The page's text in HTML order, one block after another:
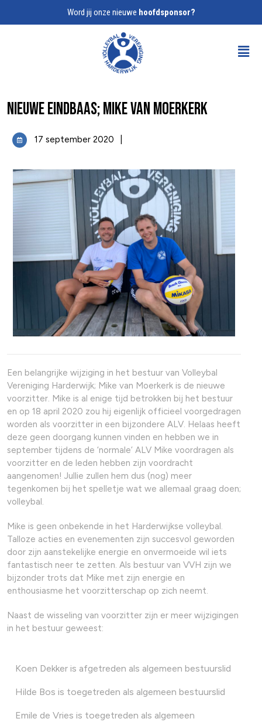
Word jij onze nieuwe hoofdsponsor?
Nieuwe eindbaas; Mike van Moerkerk
17 september 2020
Een belangrijke wijziging in het bestuur van Volleybal
Vereniging Harderwijk; Mike van Moerkerk is de nieuwe
voorzitter. Mike is al enige tijd betrokken bij het bestuur
en op 18 april 2020 zou hij eigenlijk officieel voorgedragen
worden als voorzitter in een bijzondere ALV. Helaas heeft
deze geen doorgang kunnen vinden en hebben we in
september tijdens de ‘normale’ ALV Mike voordragen als
voorzitter en de leden hebben zijn voordracht
aangenomen! Jullie zullen hem dus (nog) meer
tegenkomen bij het spelletje wat we allemaal graag doen;
volleybal.
Mike is geen onbekende in het Harderwijkse volleybal.
Talloze acties en evenementen zijn succesvol geworden
door zijn aanstekelijke energie en onvermoeide wil iets
fantastisch neer te zetten. Als bestuur van VVH zijn we
bijzonder trots dat Mike met zijn energie en
enthousiasme het voorzitterschap op zich neemt.
Naast de wisseling van voorzitter zijn er meer wijzigingen
in het bestuur geweest:
Koen Dekker is afgetreden als algemeen bestuurslid
Hilde Bos is toegetreden als algemeen bestuurslid
Emile de Vries is toegetreden als algemeen